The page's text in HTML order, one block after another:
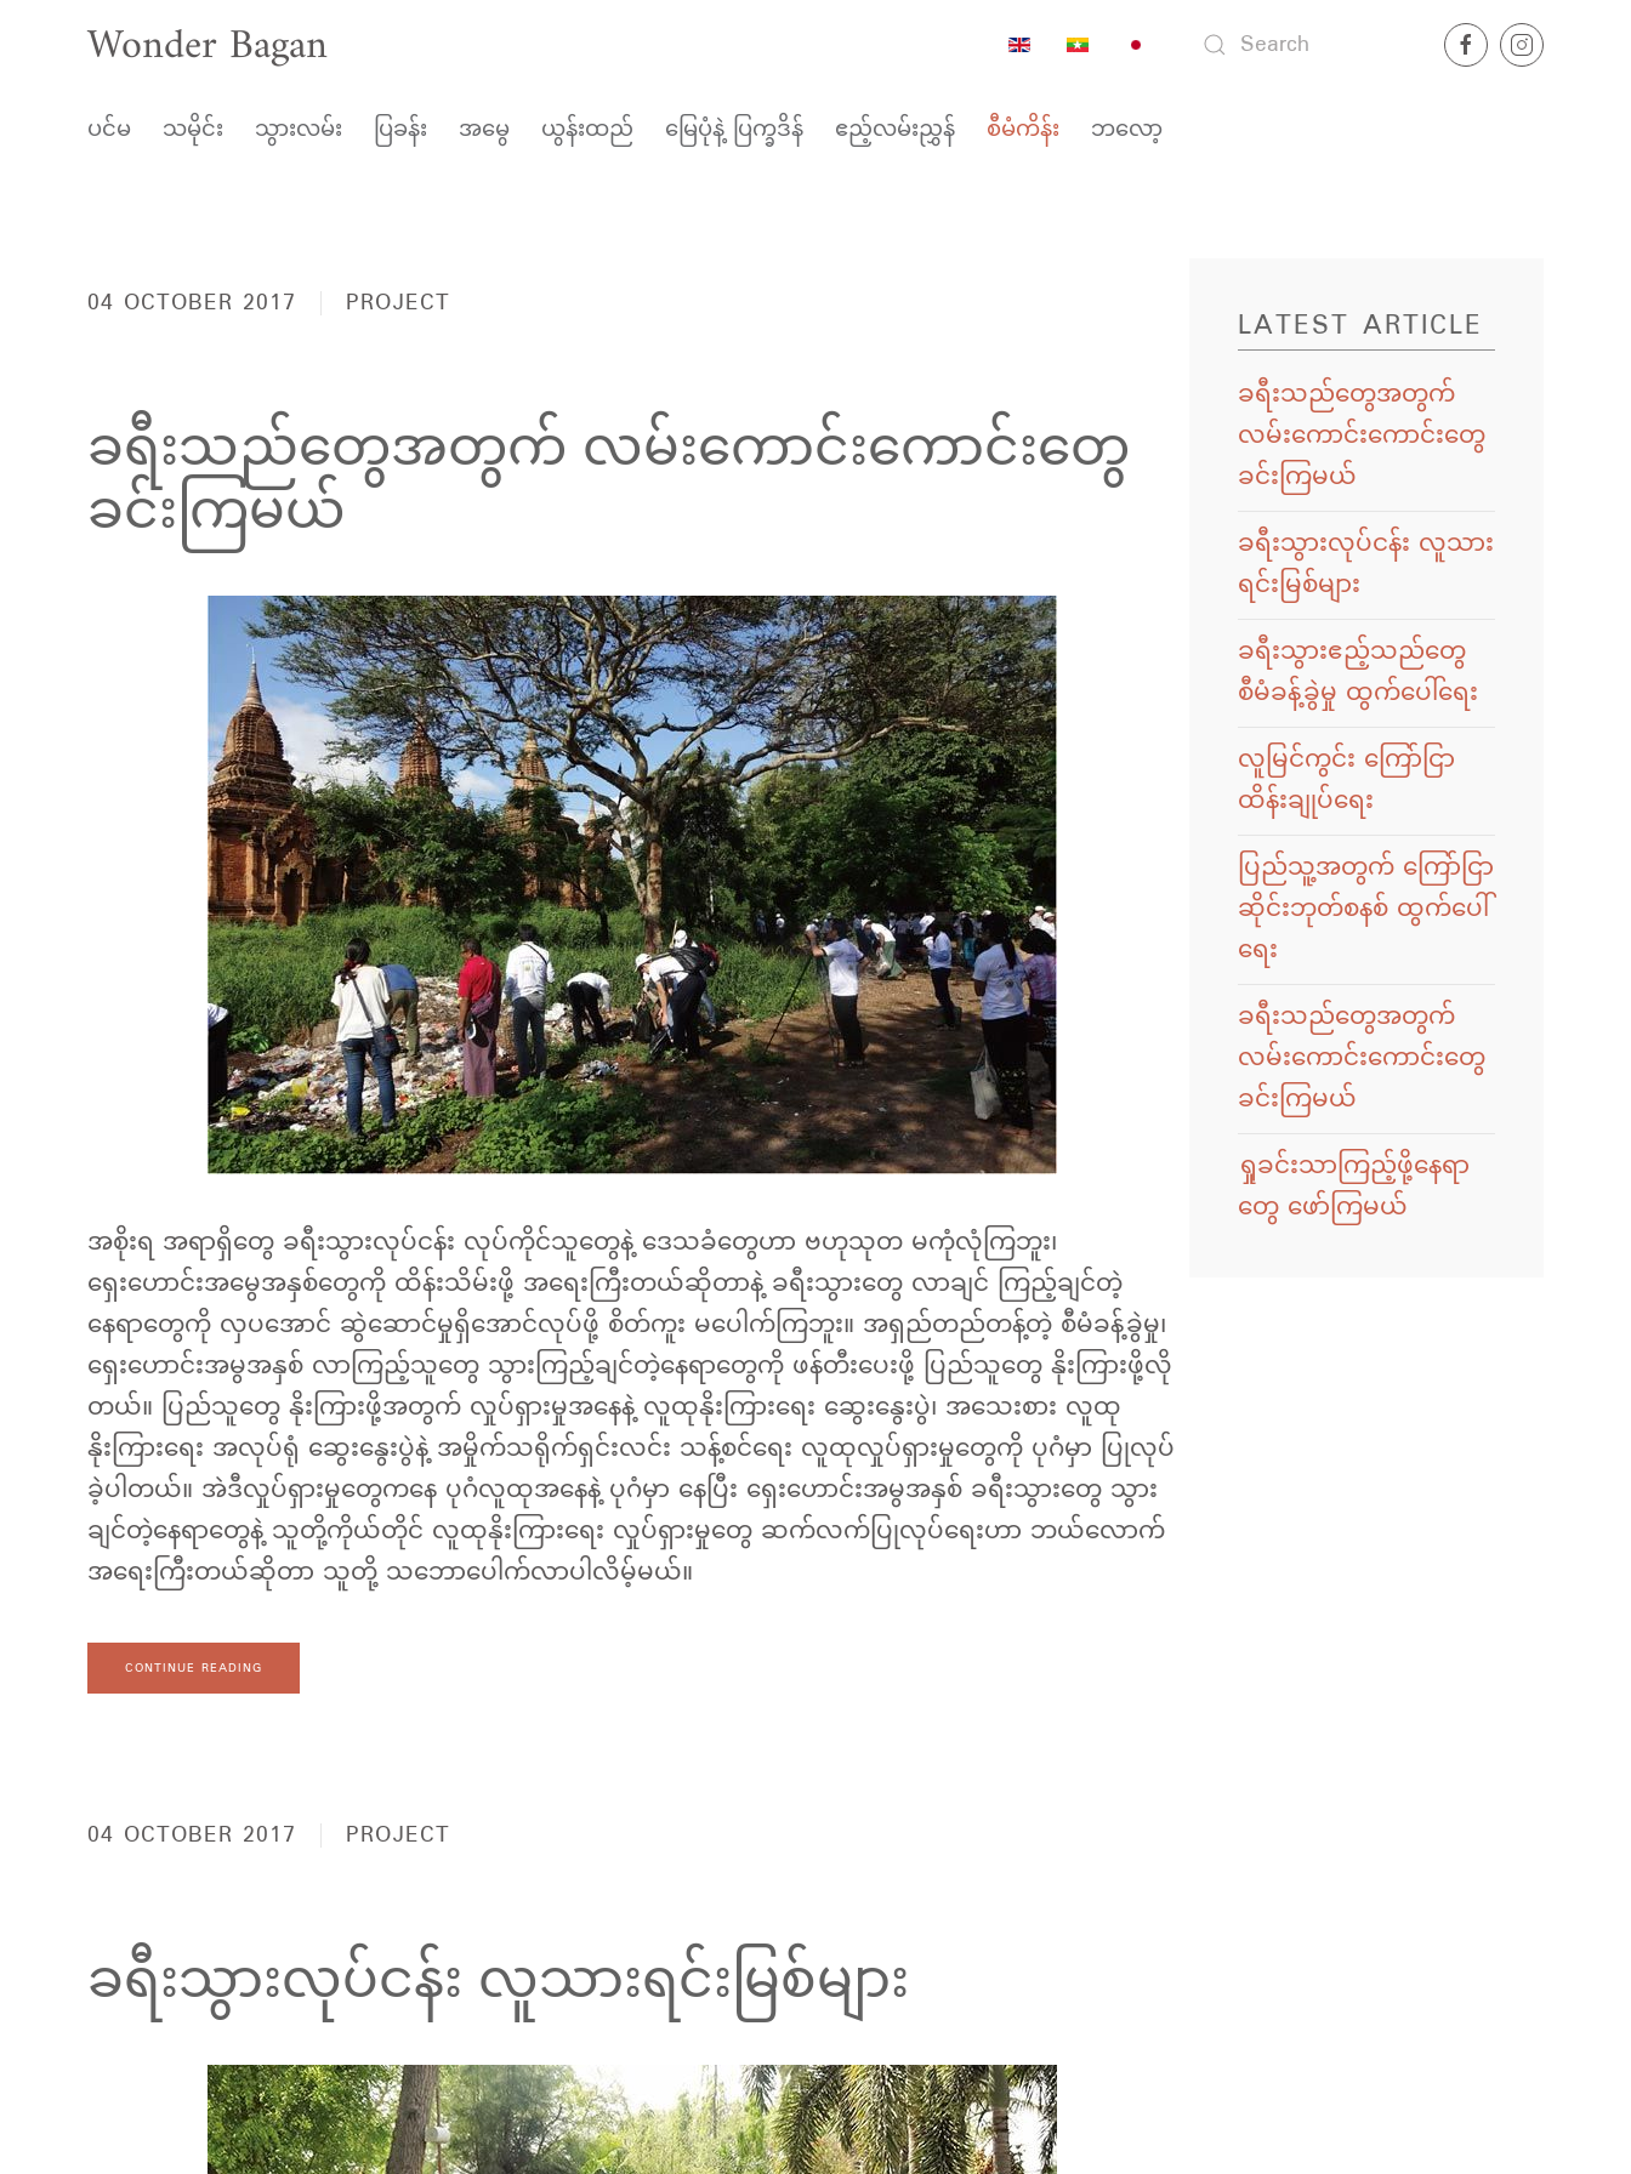
Wonder Bagan
ပင်မ သမိုင်း သွားလမ်း ပြခန်း အမွေ ယွန်းထည် မြေပုံနဲ့ ပြက္ခဒိန် ဧည့်လမ်းညွှန် စီမံကိန်း ဘလော့
04 OCTOBER 2017 PROJECT
ခရီးသည်တွေအတွက် လမ်းကောင်းကောင်းတွေ
ခင်းကြမယ်
အစိုးရ အရာရှိတွေ ခရီးသွားလုပ်ငန်း လုပ်ကိုင်သူတွေနဲ့ ဒေသခံတွေဟာ ဗဟုသုတ မကုံလုံကြဘူး၊
ရှေးဟောင်းအမွေအနှစ်တွေကို ထိန်းသိမ်းဖို့ အရေးကြီးတယ်ဆိုတာနဲ့ ခရီးသွားတွေ လာချင် ကြည့်ချင်တဲ့
နေရာတွေကို လှပအောင် ဆွဲဆောင်မှုရှိအောင်လုပ်ဖို့ စိတ်ကူး မပေါက်ကြဘူး။ အရှည်တည်တန့်တဲ့ စီမံခန့်ခွဲမှု၊
ရှေးဟောင်းအမွအနှစ် လာကြည့်သူတွေ သွားကြည့်ချင်တဲ့နေရာတွေကို ဖန်တီးပေးဖို့ ပြည်သူတွေ နိုးကြားဖို့လို
တယ်။ ပြည်သူတွေ နိုးကြားဖို့အတွက် လှုပ်ရှားမှုအနေနဲ့ လူထုနိုးကြားရေး ဆွေးနွေးပွဲ၊ အသေးစား လူထု
နိုးကြားရေး အလုပ်ရုံ ဆွေးနွေးပွဲနဲ့ အမှိုက်သရိုက်ရှင်းလင်း သန့်စင်ရေး လူထုလှုပ်ရှားမှုတွေကို ပုဂံမှာ ပြုလုပ်
ခဲ့ပါတယ်။ အဲဒီလှုပ်ရှားမှုတွေကနေ ပုဂံလူထုအနေနဲ့ ပုဂံမှာ နေပြီး ရှေးဟောင်းအမွအနှစ် ခရီးသွားတွေ သွား
ချင်တဲ့နေရာတွေနဲ့ သူတို့ကိုယ်တိုင် လူထုနိုးကြားရေး လှုပ်ရှားမှုတွေ ဆက်လက်ပြုလုပ်ရေးဟာ ဘယ်လောက်
အရေးကြီးတယ်ဆိုတာ သူတို့ သဘောပေါက်လာပါလိမ့်မယ်။
CONTINUE READING
04 OCTOBER 2017 PROJECT
ခရီးသွားလုပ်ငန်း လူသားရင်းမြစ်များ
LATEST ARTICLE
ခရီးသည်တွေအတွက်
လမ်းကောင်းကောင်းတွေ
ခင်းကြမယ်
ခရီးသွားလုပ်ငန်း လူသား
ရင်းမြစ်များ
ခရီးသွားဧည့်သည်တွေ
စီမံခန့်ခွဲမှု ထွက်ပေါ်ရေး
လူမြင်ကွင်း ကြော်ငြာ
ထိန်းချုပ်ရေး
ပြည်သူ့အတွက် ကြော်ငြာ
ဆိုင်းဘုတ်စနစ် ထွက်ပေါ်
ရေး
ခရီးသည်တွေအတွက်
လမ်းကောင်းကောင်းတွေ
ခင်းကြမယ်
ရှုခင်းသာကြည့်ဖို့နေရာ
တွေ ဖော်ကြမယ်